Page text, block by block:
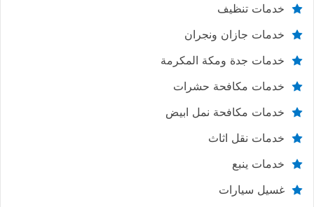
خدمات تنظيف
خدمات جازان ونجران
خدمات جدة ومكة المكرمة
خدمات مكافحة حشرات
خدمات مكافحة نمل ابيض
خدمات نقل اثاث
خدمات ينبع
غسيل سيارات